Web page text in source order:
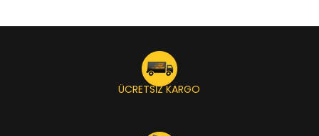
ÜCRETSİZ KARGO